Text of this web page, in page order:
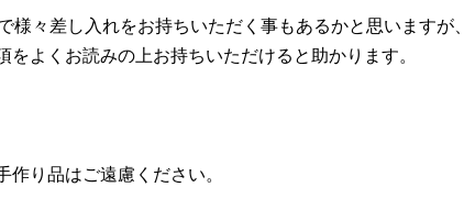
様々差し入れをお持ちいただく事もあるかと思いますが、
をよくお読みの上お持ちいただけると助かります。
作り品はご遠慮ください。